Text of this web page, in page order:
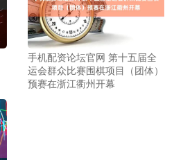
手机配资论坛官网 第十五届全
运会群众比赛围棋项目（团体）
预赛在浙江衢州开幕